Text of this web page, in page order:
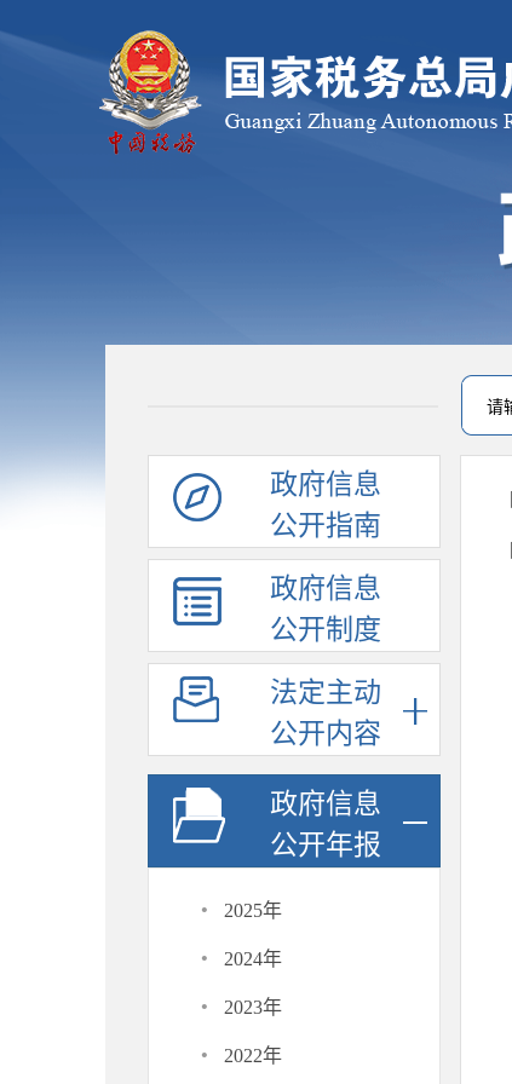
政府信息
公开指南
政府信息
公开制度
法定主动
公开内容
政府信息
公开年报
· 2025年
· 2024年
· 2023年
· 2022年